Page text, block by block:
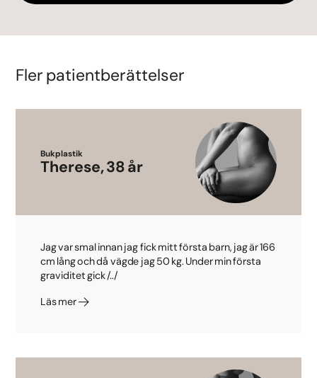
Fler patientberättelser
Bukplastik
Therese, 38 år
Jag var smal innan jag fick mitt första barn, jag är 166
cm lång och då vägde jag 50 kg. Under min första
graviditet gick /../
Läs mer